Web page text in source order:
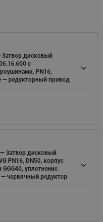
дисковый
с
PN16,
— редукторный привод
Затвор дисковый
PN16, DN50, корпус
GGG40, уплотнение
— червячный редуктор